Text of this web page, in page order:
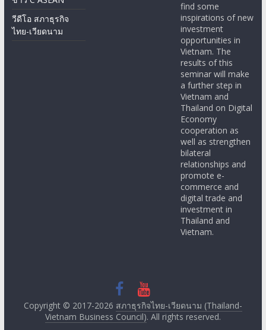
วีดีโอ สภาธุรกิจ
ไทย-เวียดนาม
find some
inspirations of new
investment
opportunities in
Vietnam. The
results of this
seminar will make
a further step in
Vietnam and
Thailand on Digital
Economy
cooperation as
well as strengthen
bilateral
relationships and
promote e-
commerce and
digital trade and
investment in
Thailand and
Vietnam.
Copyright © 2017-2026 สภาธุรกิจไทย-เวียดนาม (Thailand-
Vietnam Business Council). All rights reserved.